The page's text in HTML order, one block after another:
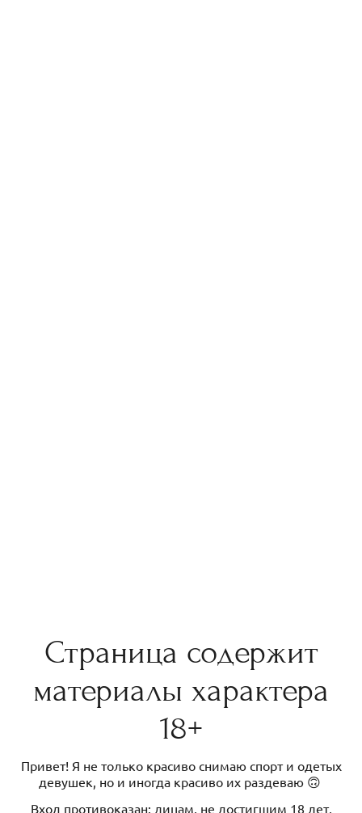
Страница содержит
материалы характера
18+
Привет! Я не только красиво снимаю спорт и одетых
девушек, но и иногда красиво их раздеваю 🙃
Вход противоказан: лицам, не достигшим 18 лет,